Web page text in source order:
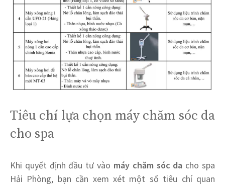
Tiêu chí lựa chọn máy chăm sóc da
cho spa
Khi quyết định đầu tư vào máy chăm sóc da cho spa
Hải Phòng, bạn cần xem xét một số tiêu chí quan